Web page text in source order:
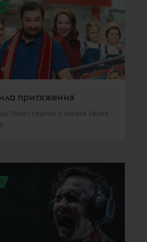
притяжения
сериал о жизни своих